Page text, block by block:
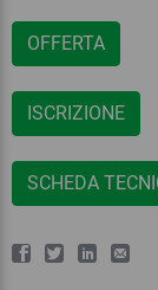
OFFERTA
ISCRIZIONE
SCHEDA